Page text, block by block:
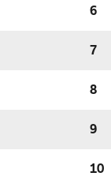
6
7
8
9
10